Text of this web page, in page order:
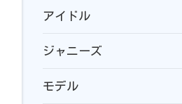
アイドル
ジャニーズ
モデル